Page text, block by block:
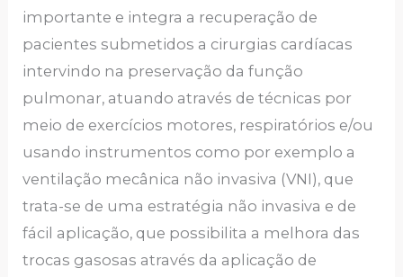
importante e integra a recuperação de
pacientes submetidos a cirurgias cardíacas
intervindo na preservação da função
pulmonar, atuando através de técnicas por
meio de exercícios motores, respiratórios e/ou
usando instrumentos como por exemplo a
ventilação mecânica não invasiva (VNI), que
trata-se de uma estratégia não invasiva e de
fácil aplicação, que possibilita a melhora das
trocas gasosas através da aplicação de